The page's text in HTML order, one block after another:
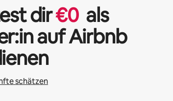
dir€0 als
auf Airbnb
schätzen